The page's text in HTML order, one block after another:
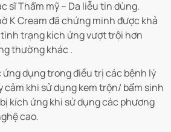
sĩ Thẩm mỹ – Da liễu tin dùng.
K Cream đã chứng minh được khả
trạng kích ứng vượt trội hơn
thường khác .
ứng dụng trong điều trị các bệnh lý
cảm khi sử dụng kem trộn/ bẩm sinh
kích ứng khi sử dụng các phương
cao.